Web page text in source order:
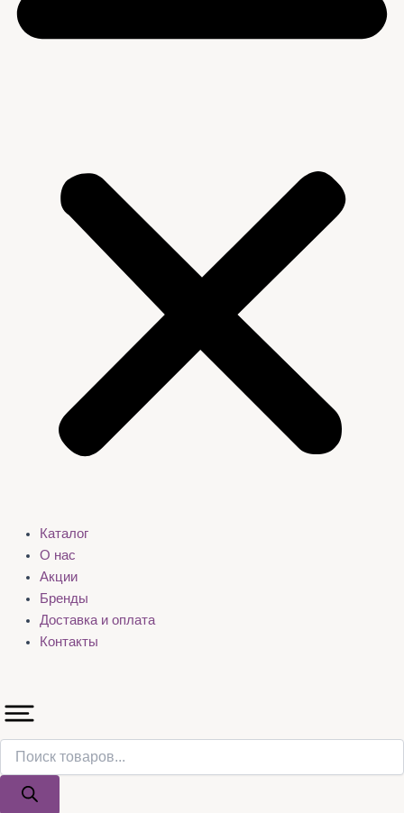
Каталог
О нас
Акции
Бренды
Доставка и оплата
Контакты